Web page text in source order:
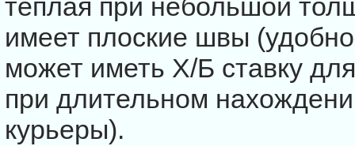
теплая при небольшой
имеет плоские швы
может иметь Х/Б ставку
при длительном
курьеры).